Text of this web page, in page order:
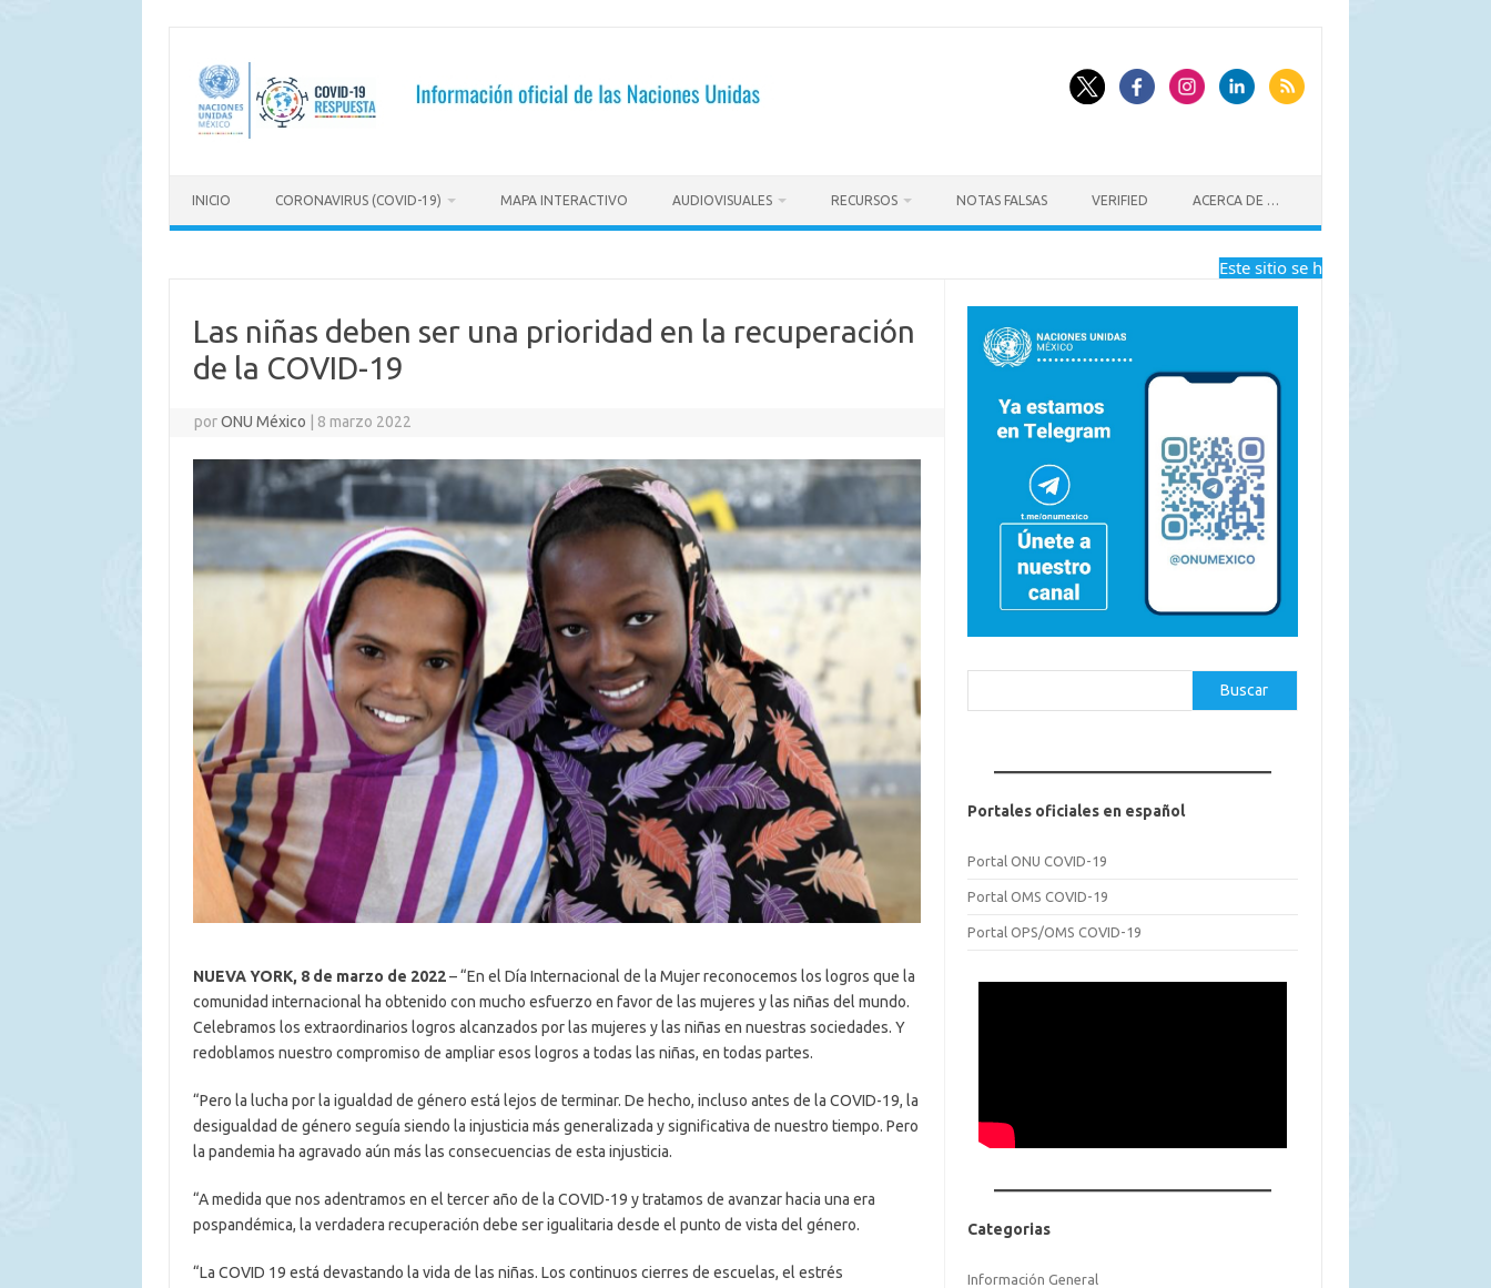
contenido
INICIO CORONAVIRUS (COVID-19) MAPA INTERACTIVO AUDIOVISUALES RECURSOS NOTAS FALSAS VERIFIED ACERCA DE …
Este sitio se ha dejado de actualizar
Las niñas deben ser una prioridad en la recuperación
de la COVID-19
porONU México 8 marzo 2022
NUEVA YORK, 8 de marzo de 2022– “En el Día Internacional de la Mujer reconocemos los logros que la
comunidad internacional ha obtenido con mucho esfuerzo en favor de las mujeres y las niñas del mundo.
Celebramos los extraordinarios logros alcanzados por las mujeres y las niñas en nuestras sociedades. Y
redoblamos nuestro compromiso de ampliar esos logros a todas las niñas, en todas partes.
“Pero la lucha por la igualdad de género está lejos de terminar. De hecho, incluso antes de la COVID-19, la
desigualdad de género seguía siendo la injusticia más generalizada y significativa de nuestro tiempo. Pero
la pandemia ha agravado aún más las consecuencias de esta injusticia.
“A medida que nos adentramos en el tercer año de la COVID-19 y tratamos de avanzar hacia una era
pospandémica, la verdadera recuperación debe ser igualitaria desde el punto de vista del género.
“La COVID 19 está devastando la vida de las niñas. Los continuos cierres de escuelas, el estrés
Buscar
Portales oficiales en español
Portal ONU COVID-19
Portal OMS COVID-19
Portal OPS/OMS COVID-19
Categorias
Información General